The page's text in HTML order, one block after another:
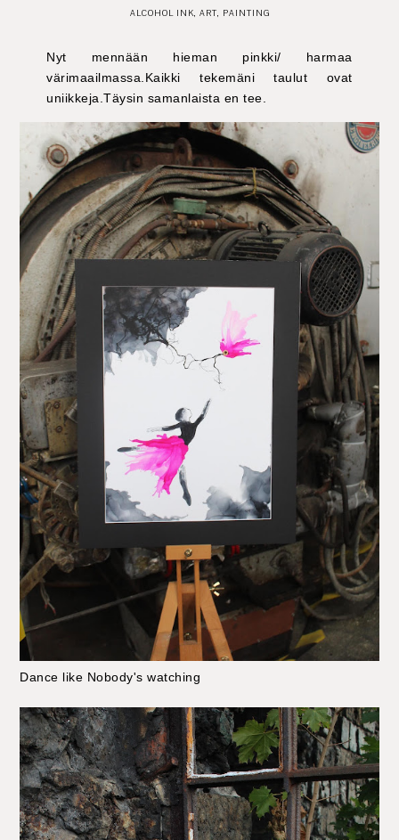
ALCOHOL INK, ART, PAINTING
Nyt mennään hieman pinkki/ harmaa
värimaailmassa.Kaikki tekemäni taulut ovat
uniikkeja.Täysin samanlaista en tee.
Dance like Nobody's watching